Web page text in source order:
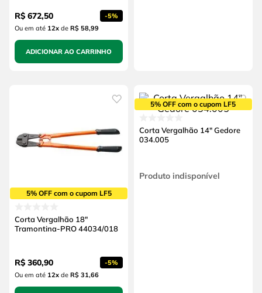
R$ 672,50 -5%
Ou em até 12xde R$ 58,99
ADICIONAR AO CARRINHO
5% OFF com o cupom LF5
Corta Vergalhão 18"
Tramontina-PRO 44034/018
R$ 360,90 -5%
Ou em até 12xde R$ 31,66
5% OFF com o cupom LF5
Corta Vergalhão 14" Gedore
034.005
Produto indisponível